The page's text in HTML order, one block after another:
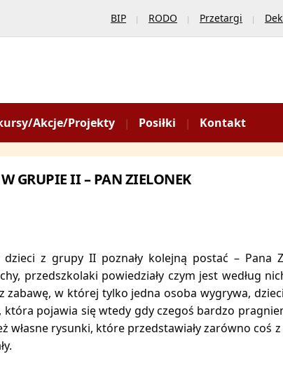
BIP RODO Przetargi
Akcje/Projekty Posiłki Kontakt
GRUPIE II – PAN ZIELONEK
z grupy II poznały kolejną postać – Pana
przedszkolaki powiedziały czym jest według
w której tylko jedna osoba wygrywa,
pojawia się wtedy gdy czegoś bardzo
rysunki, które przedstawiały zarówno coś